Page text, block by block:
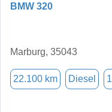
BMW 320
Marburg, 35043
22.100 km Diesel